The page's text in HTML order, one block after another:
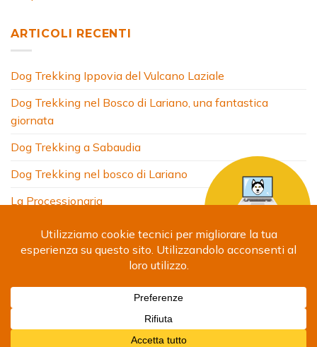
ARTICOLI RECENTI
Dog Trekking Ippovia del Vulcano Laziale
Dog Trekking nel Bosco di Lariano, una fantastica
giornata
Dog Trekking a Sabaudia
Dog Trekking nel bosco di Lariano
La Processionaria
COSA FACCIO
SITI AMICI
CONTATTI
Copyright 2024 © Debora Segna. Designed by
Giammatteo-Privacy Policy